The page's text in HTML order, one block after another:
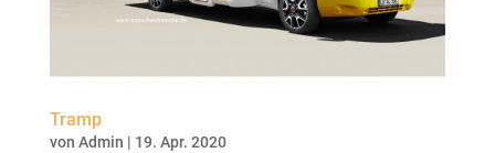
Tramp
von Admin | 19. Apr. 2020